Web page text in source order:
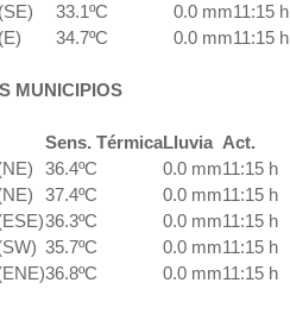
33.1ºC 0.0 mm11:15 h
34.7ºC 0.0 mm11:15 h
MUNICIPIOS
Sens. TérmicaLluvia Act.
36.4ºC 0.0 mm11:15 h
37.4ºC 0.0 mm11:15 h
36.3ºC 0.0 mm11:15 h
35.7ºC 0.0 mm11:15 h
36.8ºC 0.0 mm11:15 h